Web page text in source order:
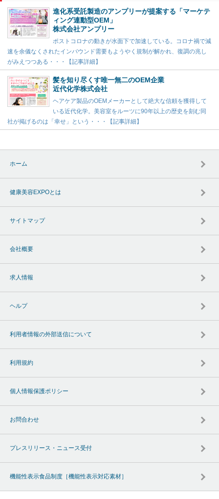
進化系受託製造のアンプリーが提案する「マーケテ
ィング連動型OEM」
株式会社アンプリー
ポストコロナの動きが水面下で加速している。コロナ禍で減
速を余儀なくされたインバウンド需要もようやく規制が解かれ、復調の兆し
がみえつつある・・・【記事詳細】
髪を知り尽くす唯一無二のOEM企業
近代化学株式会社
ヘアケア製品のOEMメーカーとして絶大な信頼を獲得して
いる近代化学。美容室をルーツに90年以上の歴史を刻む同
社が掲げるのは「幸せ」という・・・【記事詳細】
ホーム
健康美容EXPOとは
サイトマップ
会社概要
求人情報
ヘルプ
利用者情報の外部送信について
利用規約
個人情報保護ポリシー
お問合わせ
プレスリリース・ニュース受付
機能性表示食品制度［機能性表示対応素材］